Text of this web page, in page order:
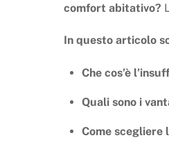
comfort abitativo?
In questo articolo
Che cos’è
Quali sono i
Come scegliere